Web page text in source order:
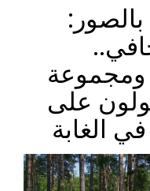
بالصور:
ومجموعة
على
الغابة